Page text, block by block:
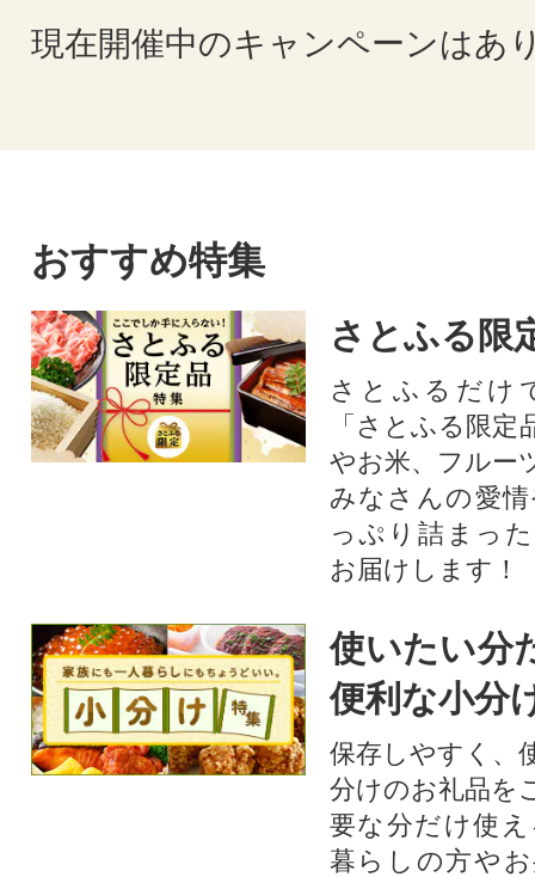
現在開催中のキャンペーンはあ
おすすめ特集
さとふる限
さとふるだけ
「さとふる限
やお米、フルー
みなさんの愛
っぷり詰まっ
お届けします！
使いたい分
便利な小分
保存しやすく、
分けのお礼品を
要な分だけ使
暮らしの方や